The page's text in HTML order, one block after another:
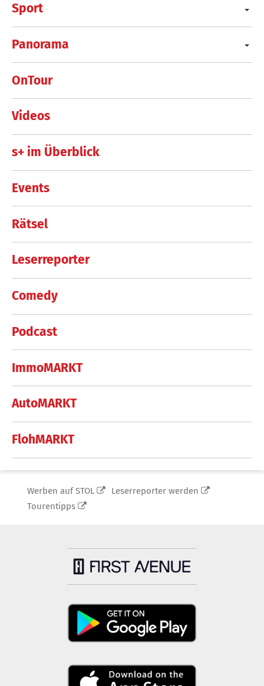
Sport
Panorama
OnTour
Videos
s+ im Überblick
Events
Rätsel
Leserreporter
Comedy
Podcast
ImmoMARKT
AutoMARKT
FlohMARKT
Werben auf STOL
Leserreporter werden
Tourentipps